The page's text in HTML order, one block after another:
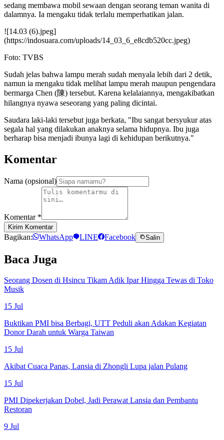
sedang membawa mobil sewaan dengan seorang teman wanita di
dalamnya. Ia mengaku tidak terlalu memperhatikan jalan.
![14.03 (6).jpeg]
(https://indosuara.com/uploads/14_03_6_e8cdb520cc.jpeg)
Foto: TVBS
Sudah jelas bahwa lampu merah sudah menyala lebih dari 2 detik,
namun ia mengaku tidak melihat lampu merah maupun pengendara
bermarga Chen (陳) tersebut. Karena kelalaiannya, mengakibatkan
hilangnya nyawa seseorang yang paling dicintai.
Saudara laki-laki tersebut juga berkata, "Ibu sangat bersyukur atas
segala hal yang dilakukan anaknya selama hidupnya. Ibu juga
berharap bisa menjadi ibunya lagi di kehidupan berikutnya."
Komentar
Nama (opsional)
Komentar *
Kirim Komentar
Bagikan: WhatsApp LINE Facebook Salin
Baca Juga
Seorang Dosen di Hsincu Tikam Adik Ipar Hingga Tewas di Toko
Musik
15 Jul
Buktikan PMI bisa Berbagi, UTT Peduli akan Adakan Kegiatan
Donor Darah untuk Warga Taiwan
15 Jul
Akibat Cuaca Panas, Lansia di Zhongli Lupa jalan Pulang
15 Jul
PMI Dipekerjakan Dobel, Jadi Perawat Lansia dan Pembantu
Restoran
9 Jul